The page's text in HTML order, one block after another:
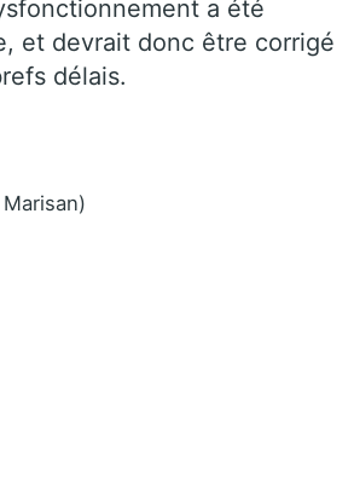
a été
et devrait donc être corrigé
délais.